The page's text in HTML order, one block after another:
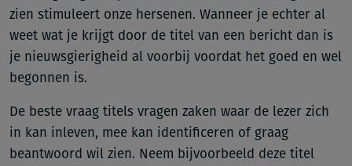
zien stimuleert onze hersenen. Wanneer je echter al
weet wat je krijgt door de titel van een bericht dan is
je nieuwsgierigheid al voorbij voordat het goed en wel
begonnen is.
De beste vraag titels vragen zaken waar de lezer zich
in kan inleven, mee kan identificeren of graag
beantwoord wil zien. Neem bijvoorbeeld deze titel